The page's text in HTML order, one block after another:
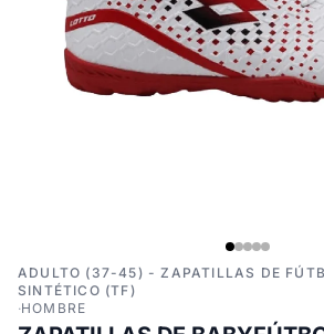
ADULTO (37-45) - ZAPATILLAS DE
SINTÉTICO (TF)
·HOMBRE